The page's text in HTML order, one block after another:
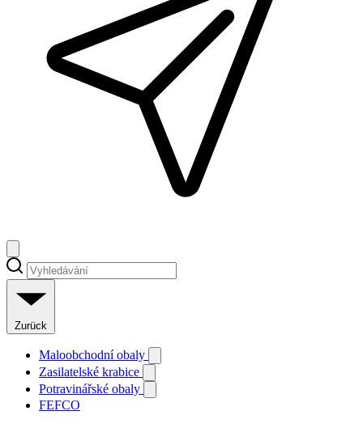
Zurück
Maloobchodní obaly
Zasilatelské krabice
Potravinářské obaly
FEFCO